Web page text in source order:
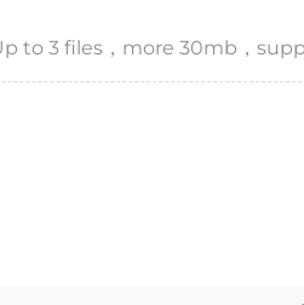
to 3 files，more 30mb，